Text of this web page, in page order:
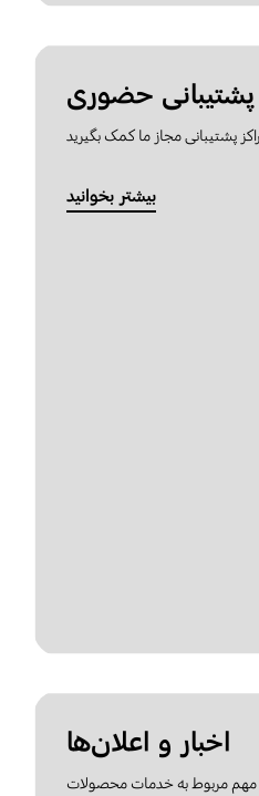
پشتیبانی حضوری
پشتیبانی مجاز ما کمک بگیرید
بیشتر بخوانید
اخبار و اعلان‌ها
مهم مربوط به خدمات محصولات